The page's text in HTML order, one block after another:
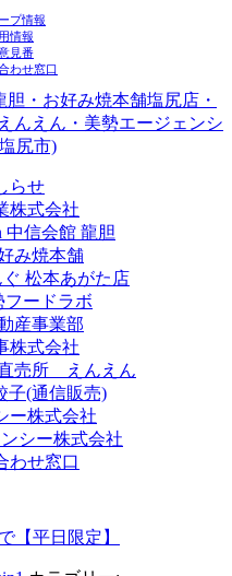
プ情報
情報
見番
わせ窓口
らせ
株式会社
中信会館 龍胆
み焼本舗
松本あがた店
フードラボ
産事業部
株式会社
売所 えんえん
子(通信販売)
ー株式会社
シー株式会社
わせ窓口
【平日限定】